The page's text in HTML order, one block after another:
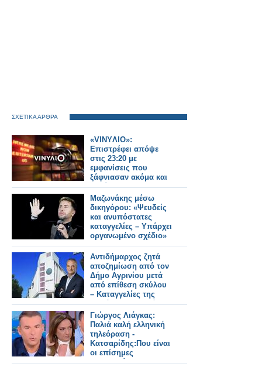
ΣΧΕΤΙΚΑ ΑΡΘΡΑ
«VINYΛΙΟ»:
Επιστρέφει απόψε
στις 23:20 με
εμφανίσεις που
ξάφνιασαν ακόμα και
την ίδια τη
Eurovision...
Μαζωνάκης μέσω
δικηγόρου: «Ψευδείς
και ανυπόστατες
καταγγελίες – Υπάρχει
οργανωμένο σχέδιο»
Αντιδήμαρχος ζητά
αποζημίωση από τον
Δήμο Αγρινίου μετά
από επίθεση σκύλου
– Καταγγελίες της
παράταξης Πιστιόλα
και πλήρη
επιβεβαίωση των
θέσεών της
Γιώργος Λιάγκας:
Παλιά καλή ελληνική
τηλεόραση -
Κατσαρίδης:Που είναι
οι επίσημες
καταγγελίες;